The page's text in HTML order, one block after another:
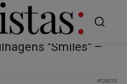
"Smiles" –
#128212